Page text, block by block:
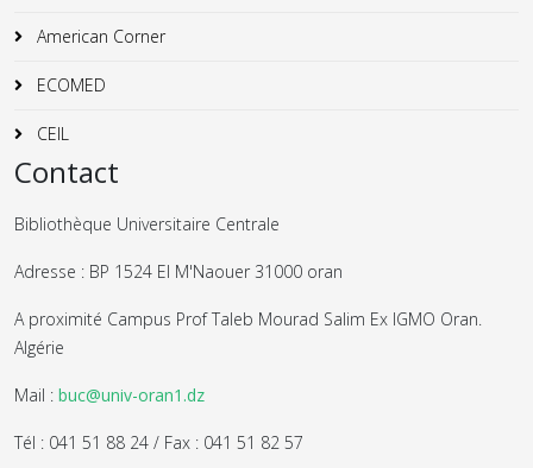
American Corner
ECOMED
CEIL
Contact
Bibliothèque Universitaire Centrale
Adresse : BP 1524 El M'Naouer 31000 oran
A proximité Campus Prof Taleb Mourad Salim Ex IGMO Oran.
Algérie
Mail : buc@univ-oran1.dz
Tél : 041 51 88 24 / Fax : 041 51 82 57